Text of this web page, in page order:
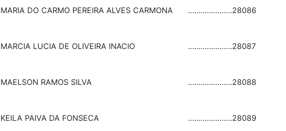
MARIA DO CARMO PEREIRA ALVES CARMONA …………………28086
MARCIA LUCIA DE OLIVEIRA INACIO …………………28087
MAELSON RAMOS SILVA …………………28088
KEILA PAIVA DA FONSECA …………………28089